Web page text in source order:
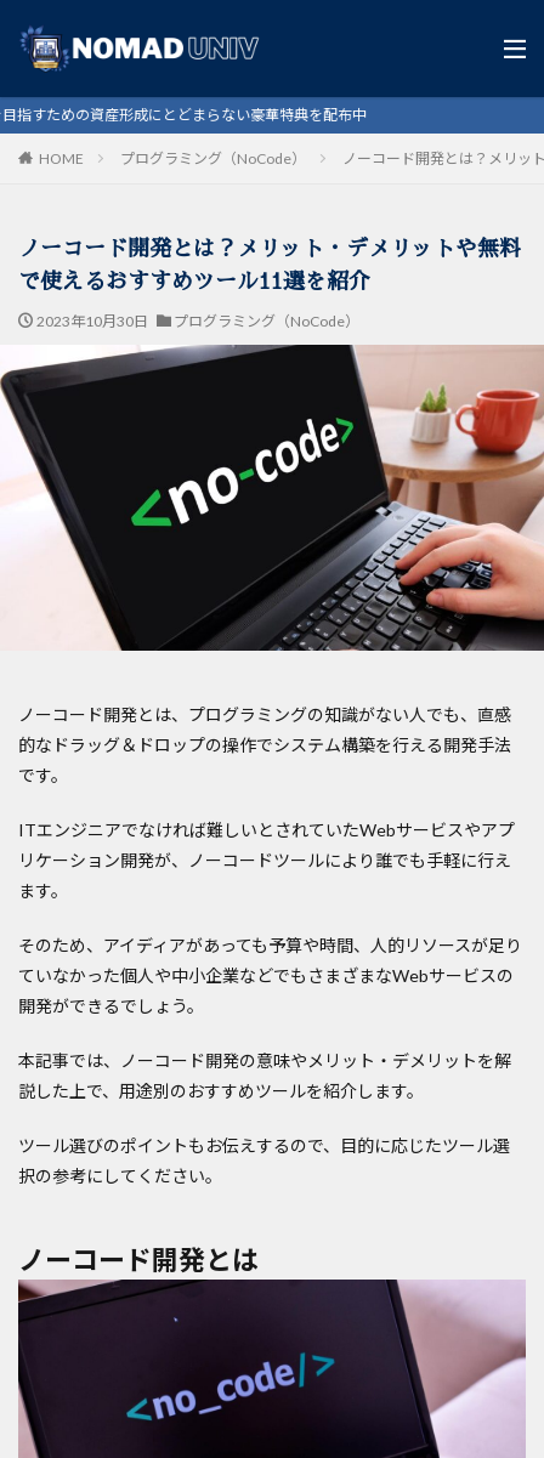
まらない豪華特典を配布中
HOME プログラミング（NoCode） ノーコード開発とは？メリッ
ノーコード開発とは？メリット・デメリットや無料
で使えるおすすめツール11選を紹介
2023年10月30日 プログラミング（NoCode）
ノーコード開発とは、プログラミングの知識がない人でも、直感
的なドラッグ＆ドロップの操作でシステム構築を行える開発手法
です。
ITエンジニアでなければ難しいとされていたWebサービスやアプ
リケーション開発が、ノーコードツールにより誰でも手軽に行え
ます。
そのため、アイディアがあっても予算や時間、人的リソースが足り
ていなかった個人や中小企業などでもさまざまなWebサービスの
開発ができるでしょう。
本記事では、ノーコード開発の意味やメリット・デメリットを解
説した上で、用途別のおすすめツールを紹介します。
ツール選びのポイントもお伝えするので、目的に応じたツール選
択の参考にしてください。
ノーコード開発とは